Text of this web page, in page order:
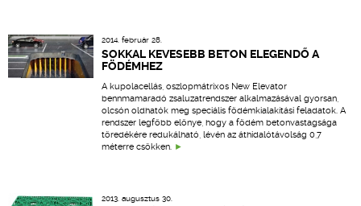
2014. február 28.
SOKKAL KEVESEBB BETON ELEGENDŐ A
FÖDÉMHEZ
A kupolacellás, oszlopmátrixos New Elevator
bennmamaradó zsaluzatrendszer alkalmazásával gyorsan,
olcsón oldhatók meg speciális födémkialakítási feladatok. A
rendszer legfőbb előnye, hogy a födém betonvastagsága
töredékére redukálható, lévén az áthidalótávolság 0,7
méterre csökken.
2013. augusztus 30.